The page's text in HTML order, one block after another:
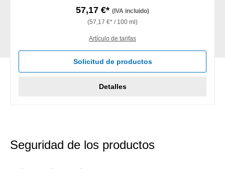
57,17 €* (IVA incluido)
(57,17 €* / 100 ml)
Artículo de tarifas
Solicitud de productos
Detalles
Seguridad de los productos